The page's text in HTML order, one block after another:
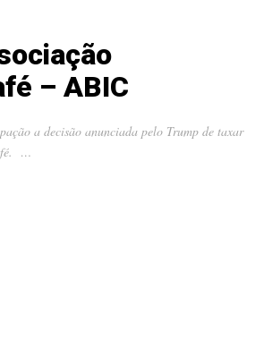
– ABIC
a decisão anunciada pelo Trump de taxar
…